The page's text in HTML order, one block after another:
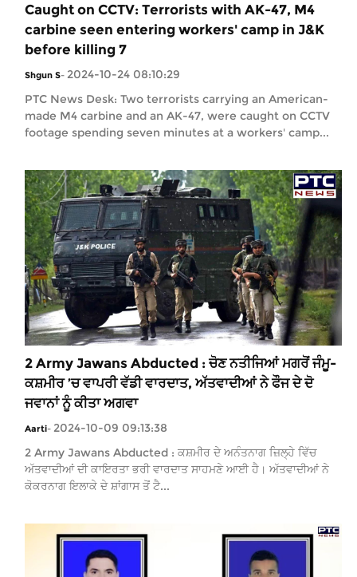
Caught on CCTV: Terrorists with AK-47, M4
carbine seen entering workers' camp in J&K
before killing 7
Shgun S- 2024-10-24 08:10:29
PTC News Desk: Two terrorists carrying an American-
made M4 carbine and an AK-47, were caught on CCTV
footage spending seven minutes at a workers' camp...
2 Army Jawans Abducted : ਚੋਣ ਨਤੀਜਿਆਂ ਮਗਰੋਂ ਜੰਮੂ-
ਕਸ਼ਮੀਰ ’ਚ ਵਾਪਰੀ ਵੱਡੀ ਵਾਰਦਾਤ, ਅੱਤਵਾਦੀਆਂ ਨੇ ਫੌਜ ਦੇ ਦੋ
ਜਵਾਨਾਂ ਨੂੰ ਕੀਤਾ ਅਗਵਾ
Aarti- 2024-10-09 09:13:38
2 Army Jawans Abducted : ਕਸ਼ਮੀਰ ਦੇ ਅਨੰਤਨਾਗ ਜ਼ਿਲ੍ਹੇ ਵਿੱਚ
ਅੱਤਵਾਦੀਆਂ ਦੀ ਕਾਇਰਤਾ ਭਰੀ ਵਾਰਦਾਤ ਸਾਹਮਣੇ ਆਈ ਹੈ। ਅੱਤਵਾਦੀਆਂ ਨੇ
ਕੋਕਰਨਾਗ ਇਲਾਕੇ ਦੇ ਸ਼ਾਂਗਾਸ ਤੋਂ ਟੈ...